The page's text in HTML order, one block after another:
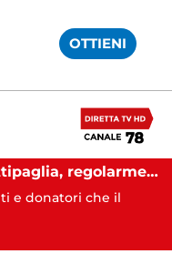
OTTIENI
Ospedale Battipaglia, regolarmente in funzione il Servizio Trasfusionale
e donatori che il